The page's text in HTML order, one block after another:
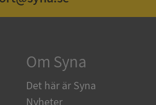
Om Syna
Det här är Syna
Nyheter
som användarinloggning
Webbplatsen kan inte